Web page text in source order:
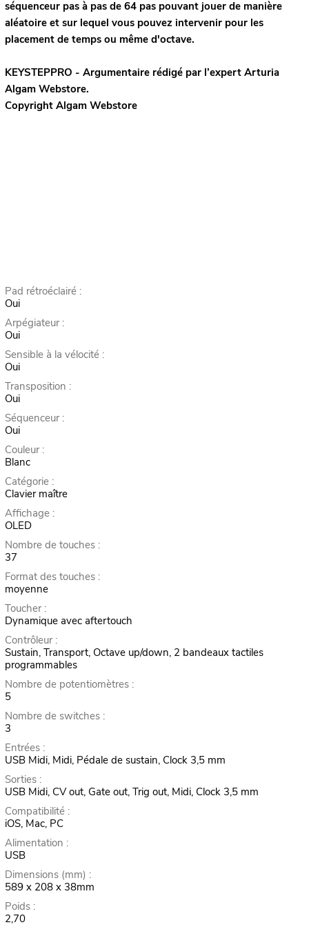
séquenceur pas à pas de 64 pas pouvant jouer de manière
aléatoire et sur lequel vous pouvez intervenir pour les
placement de temps ou même d'octave.
KEYSTEPPRO - Argumentaire rédigé par l’expert Arturia
Algam Webstore.
Copyright Algam Webstore
Pad rétroéclairé :
Oui
Arpégiateur :
Oui
Sensible à la vélocité :
Oui
Transposition :
Oui
Séquenceur :
Oui
Couleur :
Blanc
Catégorie :
Clavier maître
Affichage :
OLED
Nombre de touches :
37
Format des touches :
moyenne
Toucher :
Dynamique avec aftertouch
Contrôleur :
Sustain, Transport, Octave up/down, 2 bandeaux tactiles
programmables
Nombre de potentiomètres :
5
Nombre de switches :
3
Entrées :
USB Midi, Midi, Pédale de sustain, Clock 3,5 mm
Sorties :
USB Midi, CV out, Gate out, Trig out, Midi, Clock 3,5 mm
Compatibilité :
iOS, Mac, PC
Alimentation :
USB
Dimensions (mm) :
589 x 208 x 38mm
Poids :
2,70